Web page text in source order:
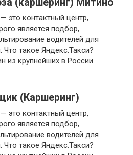
(каршеринг) Митино
это контактный центр,
является подбор,
водителей для
Что такое Яндекс.Такси?
из крупнейших в России
(Каршеринг)
это контактный центр,
является подбор,
водителей для
Что такое Яндекс.Такси?